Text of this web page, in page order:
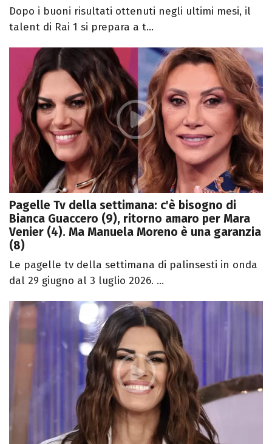
Dopo i buoni risultati ottenuti negli ultimi mesi, il
talent di Rai 1 si prepara a t...
Pagelle Tv della settimana: c'è bisogno di
Bianca Guaccero (9), ritorno amaro per Mara
Venier (4). Ma Manuela Moreno è una garanzia
(8)
Le pagelle tv della settimana di palinsesti in onda
dal 29 giugno al 3 luglio 2026. ...